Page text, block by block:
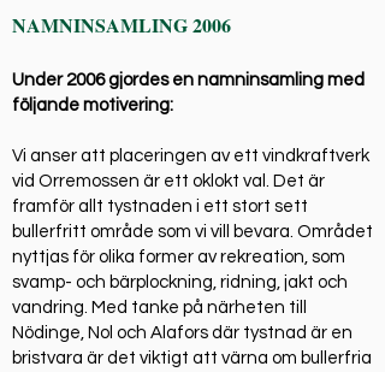
NAMNINSAMLING 2006
Under 2006 gjordes en namninsamling med
följande motivering:
Vi anser att placeringen av ett vindkraftverk
vid Orremossen är ett oklokt val. Det är
framför allt tystnaden i ett stort sett
bullerfritt område som vi vill bevara. Området
nyttjas för olika former av rekreation, som
svamp- och bärplockning, ridning, jakt och
vandring. Med tanke på närheten till
Nödinge, Nol och Alafors där tystnad är en
bristvara är det viktigt att värna om bullerfria